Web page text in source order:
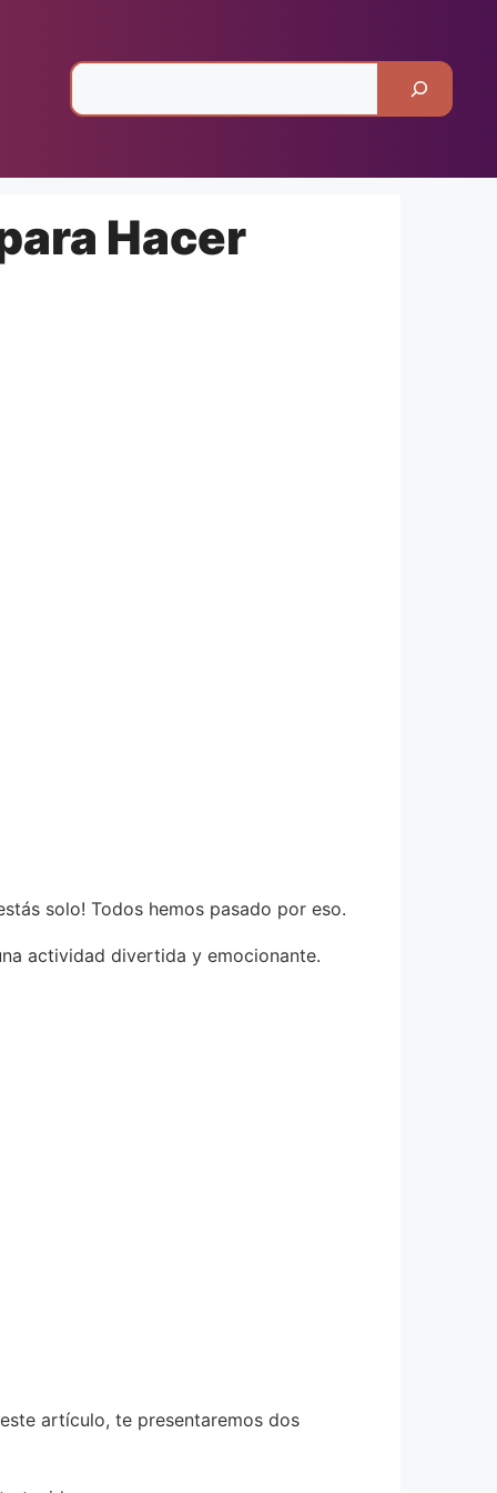
Hacer
solo! Todos hemos pasado por eso.
actividad divertida y emocionante.
artículo, te presentaremos dos